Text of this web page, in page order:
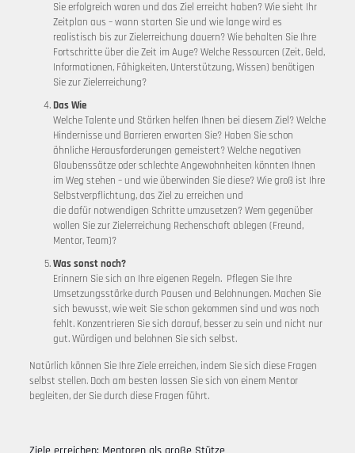
Sie erfolgreich waren und das Ziel erreicht haben? Wie sieht Ihr
Zeitplan aus – wann starten Sie und wie lange wird es
realistisch bis zur Zielerreichung dauern? Wie behalten Sie Ihre
Fortschritte über die Zeit im Auge? Welche Ressourcen (Zeit, Geld,
Informationen, Fähigkeiten, Unterstützung, Wissen) benötigen
Sie zur Zielerreichung?
Das Wie
Welche Talente und Stärken helfen Ihnen bei diesem Ziel? Welche
Hindernisse und Barrieren erwarten Sie? Haben Sie schon
ähnliche Herausforderungen gemeistert? Welche negativen
Glaubenssätze oder schlechte Angewohnheiten könnten Ihnen
im Weg stehen – und wie überwinden Sie diese? Wie groß ist Ihre
Selbstverpflichtung, das Ziel zu erreichen und
die dafür notwendigen Schritte umzusetzen? Wem gegenüber
wollen Sie zur Zielerreichung Rechenschaft ablegen (Freund,
Mentor, Team)?
Was sonst noch?
Erinnern Sie sich an Ihre eigenen Regeln. Pflegen Sie Ihre
Umsetzungsstärke durch Pausen und Belohnungen. Machen Sie
sich bewusst, wie weit Sie schon gekommen sind und was noch
fehlt. Konzentrieren Sie sich darauf, besser zu sein und nicht nur
gut. Würdigen und belohnen Sie sich selbst.
Natürlich können Sie Ihre Ziele erreichen, indem Sie sich diese Fragen
selbst stellen. Doch am besten lassen Sie sich von einem Mentor
begleiten, der Sie durch diese Fragen führt.